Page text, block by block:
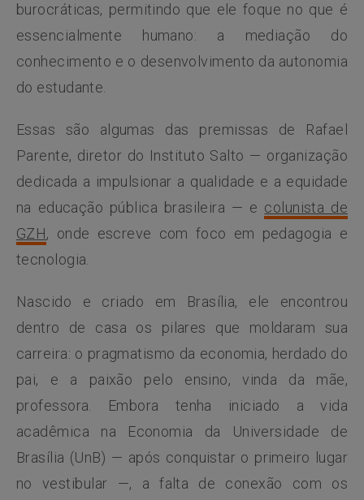
burocráticas, permitindo que ele foque no que é
essencialmente humano: a mediação do
conhecimento e o desenvolvimento da autonomia
do estudante.
Essas são algumas das premissas de Rafael
Parente, diretor do Instituto Salto — organização
dedicada a impulsionar a qualidade e a equidade
na educação pública brasileira — e colunista de
GZH, onde escreve com foco em pedagogia e
tecnologia.
Nascido e criado em Brasília, ele encontrou
dentro de casa os pilares que moldaram sua
carreira: o pragmatismo da economia, herdado do
pai, e a paixão pelo ensino, vinda da mãe,
professora. Embora tenha iniciado a vida
acadêmica na Economia da Universidade de
Brasília (UnB) — após conquistar o primeiro lugar
no vestibular —, a falta de conexão com os